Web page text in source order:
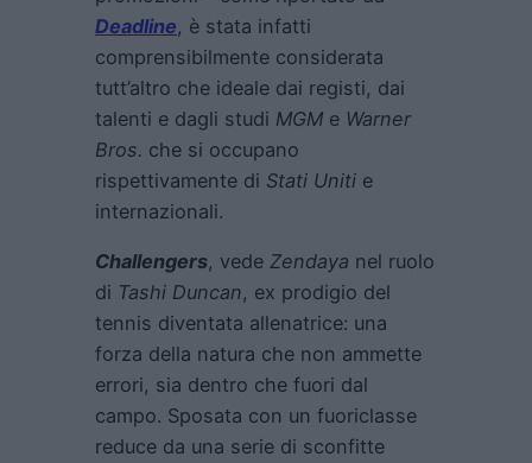
Deadline, è stata infatti
comprensibilmente considerata
tutt’altro che ideale dai registi, dai
talenti e dagli studi MGM e Warner
Bros. che si occupano
rispettivamente di Stati Uniti e
internazionali.
Challengers, vede Zendaya nel ruolo
di Tashi Duncan, ex prodigio del
tennis diventata allenatrice: una
forza della natura che non ammette
errori, sia dentro che fuori dal
campo. Sposata con un fuoriclasse
reduce da una serie di sconfitte